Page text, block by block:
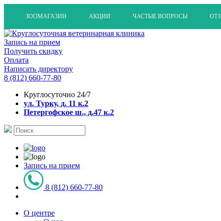
ЗООМАГАЗИН АКЦИИ ЧАСТЫЕ ВОПРОСЫ
Запись на прием
Получить скидку
Оплата
Написать директору
8 (812) 660-77-80
Круглосуточно 24/7
ул. Турку, д. 11 к.2
Петергофское ш., д.47 к.2
Запись на прием
8 (812) 660-77-80
О центре